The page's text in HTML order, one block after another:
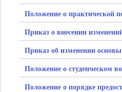
Положение о практической
Приказ о внесении
Приказ об изменении
Положение о студенческом
Положение о порядке